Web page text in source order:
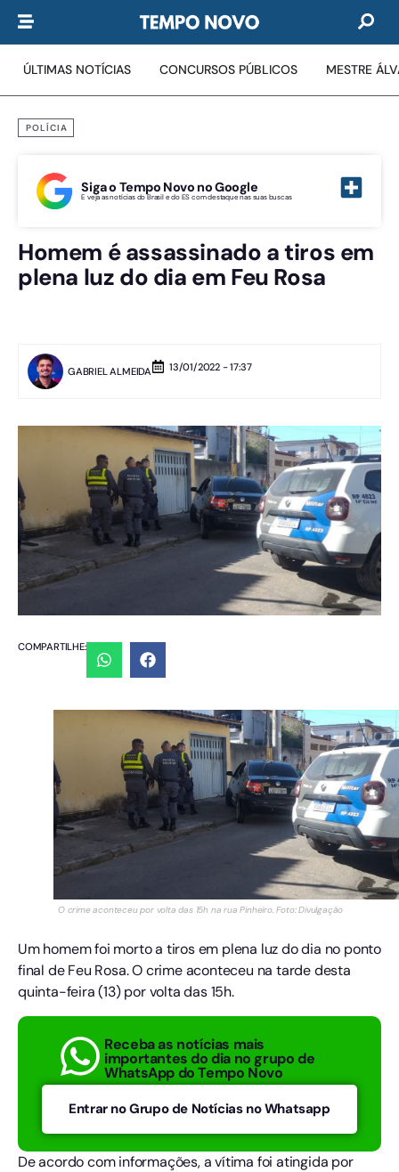
ÚLTIMAS NOTÍCIAS CONCURSOS PÚBLICOS MESTRE
POLÍCIA
Siga o Tempo Novo no Google
E veja as notícias do Brasil e do ES com destaque nas suas buscas
Homem é assassinado a tiros em
plena luz do dia em Feu Rosa
GABRIEL ALMEIDA 13/01/2022 - 17:37
COMPARTILHE:
O crime aconteceu por volta das 15h na rua Pinheiro. Foto: Divulgação
Um homem foi morto a tiros em plena luz do dia no ponto
final de Feu Rosa. O crime aconteceu na tarde desta
quinta-feira (13) por volta das 15h.
Receba as notícias mais
importantes do dia no grupo de
WhatsApp do Tempo Novo
Entrar no Grupo de Notícias no Whatsapp
De acordo com informações, a vítima foi atingida por